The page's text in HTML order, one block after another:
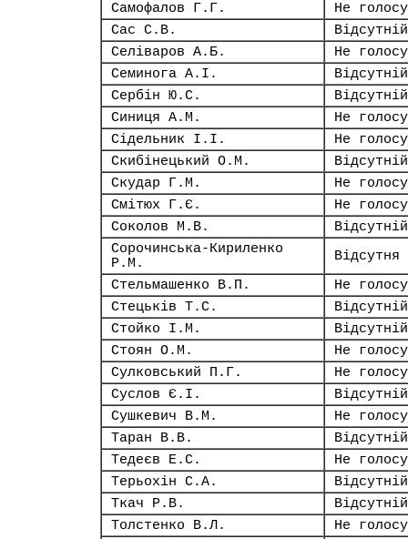
Самофалов Г.Г.
Не
Сас С.В.
Відсутній
Селіваров А.Б.
Не
Семинога А.І.
Відсутній
Сербін Ю.С.
Відсутній
Синиця А.М.
Не
Сідельник І.І.
Не
Скибінецький О.М.
Відсутній
Скудар Г.М.
Не
Смітюх Г.Є.
Не
Соколов М.В.
Відсутній
Сорочинська-Кириленко
Р.М.
Відсутня
Стельмашенко В.П.
Не
Стецьків Т.С.
Відсутній
Стойко І.М.
Відсутній
Стоян О.М.
Не
Сулковський П.Г.
Не
Суслов Є.І.
Відсутній
Сушкевич В.М.
Не
Таран В.В.
Відсутній
Тедеєв Е.С.
Не
Терьохін С.А.
Відсутній
Ткач Р.В.
Відсутній
Толстенко В.Л.
Не